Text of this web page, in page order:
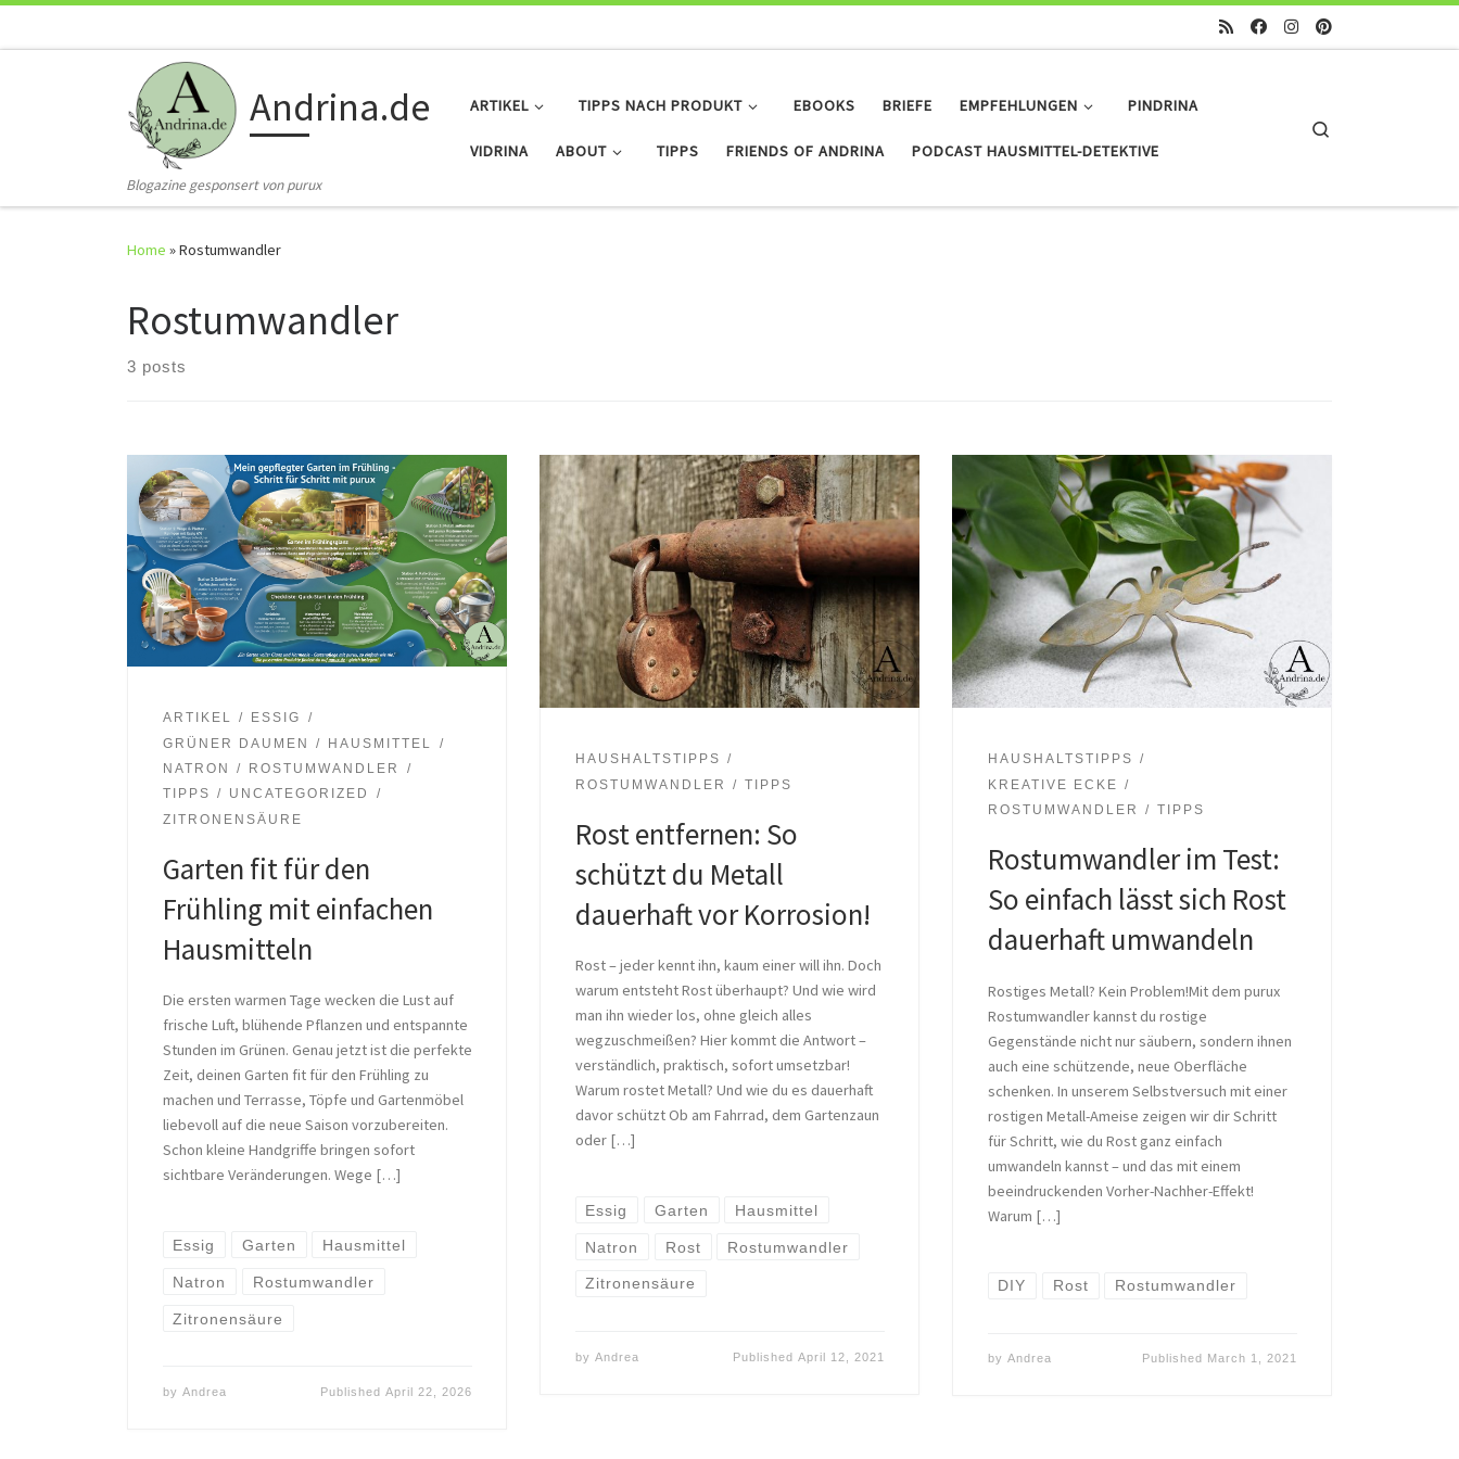
Andrina.de
Blogazine gesponsert von purux
ARTIKEL TIPPS NACH PRODUKT EBOOKS BRIEFE EMPFEHLUNGEN PINDRINA
VIDRINA ABOUT TIPPS FRIENDS OF ANDRINA PODCAST HAUSMITTEL-DETEKTIVE
Home »Rostumwandler
Rostumwandler
3 posts
ARTIKEL
ESSIG
GRÜNER DAUMEN
HAUSMITTEL
NATRON
ROSTUMWANDLER
TIPPS
UNCATEGORIZED
ZITRONENSÄURE
Garten fit für den
Frühling mit einfachen
Hausmitteln
Die ersten warmen Tage wecken die Lust auf
frische Luft, blühende Pflanzen und entspannte
Stunden im Grünen. Genau jetzt ist die perfekte
Zeit, deinen Garten fit für den Frühling zu
machen und Terrasse, Töpfe und Gartenmöbel
liebevoll auf die neue Saison vorzubereiten.
Schon kleine Handgriffe bringen sofort
sichtbare Veränderungen. Wege […]
Essig Garten Hausmittel
Natron Rostumwandler
Zitronensäure
by Andrea Published April 22, 2026
HAUSHALTSTIPPS
ROSTUMWANDLER
TIPPS
Rost entfernen: So
schützt du Metall
dauerhaft vor Korrosion!
Rost – jeder kennt ihn, kaum einer will ihn. Doch
warum entsteht Rost überhaupt? Und wie wird
man ihn wieder los, ohne gleich alles
wegzuschmeißen? Hier kommt die Antwort –
verständlich, praktisch, sofort umsetzbar!
Warum rostet Metall? Und wie du es dauerhaft
davor schützt Ob am Fahrrad, dem Gartenzaun
oder […]
Essig Garten Hausmittel
Natron Rost Rostumwandler
Zitronensäure
by Andrea Published April 12, 2021
HAUSHALTSTIPPS
KREATIVE ECKE
ROSTUMWANDLER
TIPPS
Rostumwandler im Test:
So einfach lässt sich Rost
dauerhaft umwandeln
Rostiges Metall? Kein Problem!Mit dem purux
Rostumwandler kannst du rostige
Gegenstände nicht nur säubern, sondern ihnen
auch eine schützende, neue Oberfläche
schenken. In unserem Selbstversuch mit einer
rostigen Metall-Ameise zeigen wir dir Schritt
für Schritt, wie du Rost ganz einfach
umwandeln kannst – und das mit einem
beeindruckenden Vorher-Nachher-Effekt!
Warum […]
DIY Rost Rostumwandler
by Andrea Published March 1, 2021